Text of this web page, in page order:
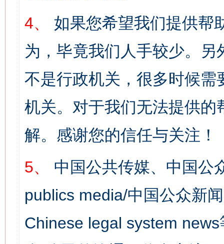
4、
如果您希望我们提供帮
为，毕竟我们人手较少。
不是行政机关，很多时候
机关。对于我们无法提供
解。感谢您的信任与关注！
5、
中国公共传媒、中国公
publics media/中国公众新
Chinese legal system